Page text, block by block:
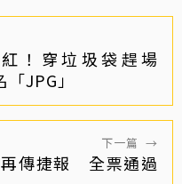
！穿垃圾袋趕場
JPG」
下一篇 →
傳捷報 全票通過